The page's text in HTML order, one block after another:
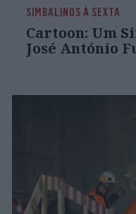
SIMBALINOS À SEXTA
Cartoon: Um
José António